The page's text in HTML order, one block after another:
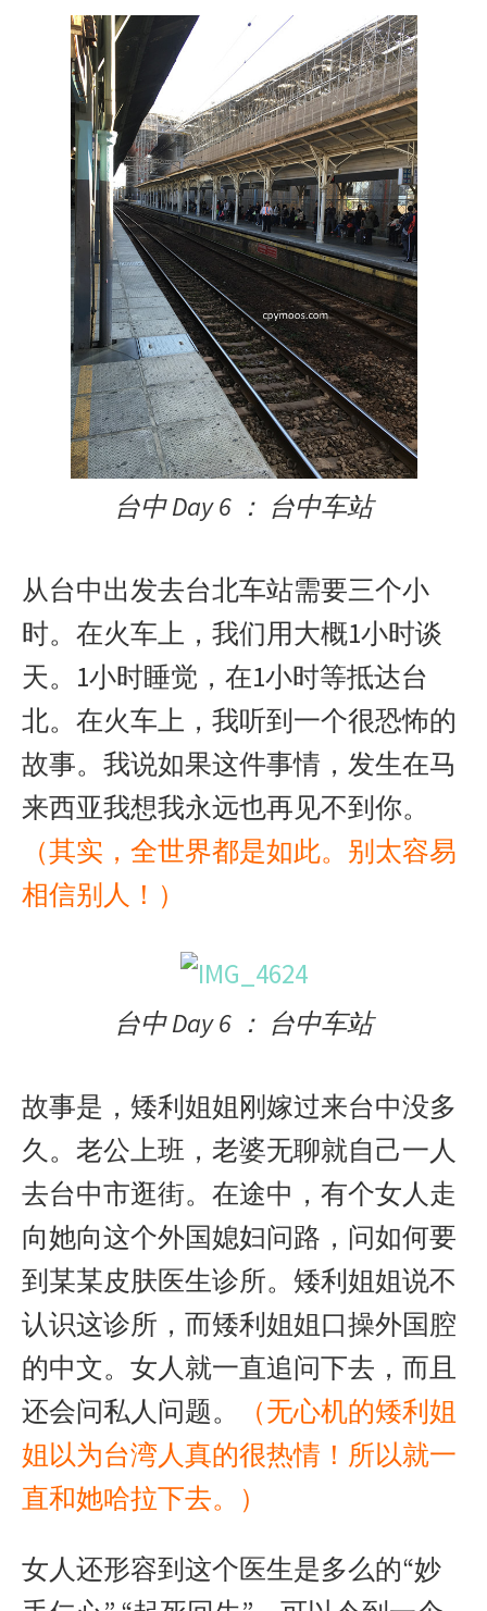
台中 Day 6 ： 台中车站
从台中出发去台北车站需要三个小
时。在火车上，我们用大概1小时谈
天。1小时睡觉，在1小时等抵达台
北。在火车上，我听到一个很恐怖的
故事。我说如果这件事情，发生在马
来西亚我想我永远也再见不到你。
（其实，全世界都是如此。别太容易
相信别人！）
台中 Day 6 ： 台中车站
故事是，矮利姐姐刚嫁过来台中没多
久。老公上班，老婆无聊就自己一人
去台中市逛街。在途中，有个女人走
向她向这个外国媳妇问路，问如何要
到某某皮肤医生诊所。矮利姐姐说不
认识这诊所，而矮利姐姐口操外国腔
的中文。女人就一直追问下去，而且
还会问私人问题。
（无心机的矮利姐
姐以为台湾人真的很热情！所以就一
直和她哈拉下去。）
女人还形容到这个医生是多么的“妙